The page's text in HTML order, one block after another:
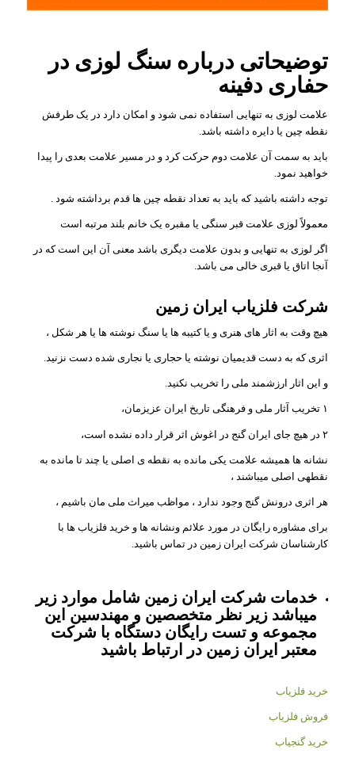
توضیحاتی درباره سنگ لوزی در
حفاری دفینه
علامت لوزی به تنهایی استفاده نمی شود و امکان دارد در یک طرفش
نقطه چین یا دایره داشته باشد.
باید به سمت آن علامت دوم حرکت کرد و در مسیر علامت بعدی را پیدا
خواهید نمود.
توجه داشته باشید که باید به تعداد نقطه چین ها قدم برداشته شود .
معمولاً لوزی علامت قبر سنگی یا مقبره یک خانم بلند مرتبه است
اگر لوزی به تنهایی و بدون علامت دیگری باشد معنی آن این است که در
آنجا اتاق یا قبری خالی می باشد.
شرکت فلزیاب ایران زمین
هیچ وقت به اثار های هنری و یا کتیبه ها یا سنگ نوشته ها یا هر شکل ،
اثری که به دست قدیمیان نوشته یا حجاری یا نجاری شده دست نزنید.
و این اثار ارزشمند ملی را تخریب نکنید.
۱ تخریب آثار ملی و فرهنگی تاریخ ایران عزیزمان،
۲ در هیچ جای ایران گنج در اغوش اثر قرار داده نشده است،
نشانه ها همیشه علامت یکی مانده به نقطه ی اصلی یا چند تا مانده به
نقطهی اصلی میباشند ،
هر اثری درونش گنج وجود ندارد ، مواظب میراث ملی مان باشیم ،
برای مشاوره رایگان در مورد علائم ونشانه ها و خرید فلزیاب ها با
کارشناسان شرکت ایران زمین در تماس باشید.
خدمات شرکت ایران زمین شامل موارد زیر
میباشد زیر نظر متخصصین و مهندسین این
مجموعه و تست رایگان دستگاه با شرکت
معتبر ایران زمین در ارتباط باشید
خرید فلزیاب
فروش فلزیاب
خرید گنجیاب